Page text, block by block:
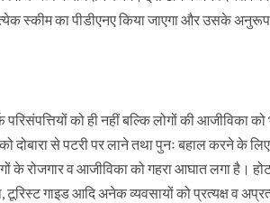
स्कीम का पीडीएनए किया जाएगा और उसके अनुरूप
को ही नहीं बल्कि लोगों की आजीविका को
दोबारा से पटरी पर लाने तथा पुनः बहाल करने के
के रोजगार व आजीविका को गहरा आघात लगा है।
गाइड आदि अनेक व्यवसायों को प्रत्यक्ष व